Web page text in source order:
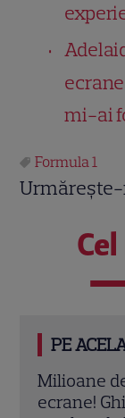
mi-ai
Formula 1
Urmărește-
PE
Formula 1
2026.